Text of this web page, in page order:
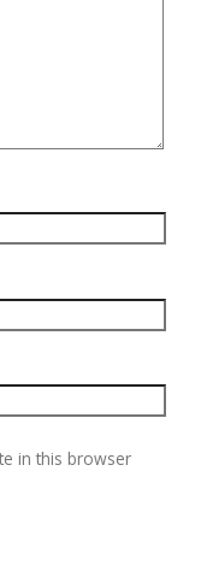
in this browser